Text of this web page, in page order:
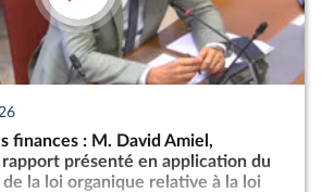
finances : M. David Amiel,
présenté en application du
de la loi organique relative à la loi